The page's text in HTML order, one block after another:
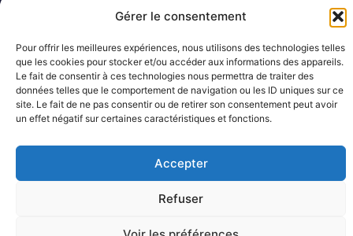
Gérer le consentement
Pour offrir les meilleures expériences, nous utilisons des technologies telles
que les cookies pour stocker et/ou accéder aux informations des appareils.
Le fait de consentir à ces technologies nous permettra de traiter des
données telles que le comportement de navigation ou les ID uniques sur ce
site. Le fait de ne pas consentir ou de retirer son consentement peut avoir
un effet négatif sur certaines caractéristiques et fonctions.
Accepter
Refuser
Numéro FASE : 11020
© 2026 Pôle Hedera, tous droits